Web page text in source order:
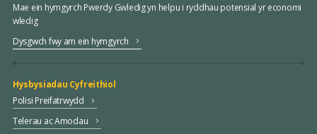
Mae ein hymgyrch Pwerdy Gwledig yn helpu i ryddhau potensial yr economi
wledig
Dysgwch fwy am ein hymgyrch
Hysbysiadau Cyfreithiol
Polisi Preifatrwydd
Telerau ac Amodau